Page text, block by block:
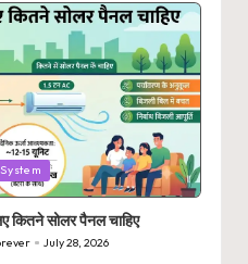
कितने सोलर पैनल चाहिए
July 28, 2026